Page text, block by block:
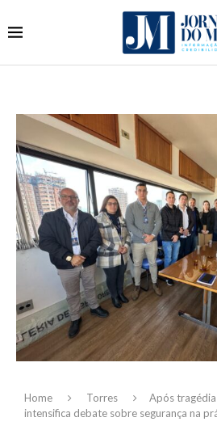
Home Torres
Após tragédia
intensifica debate sobre segurança na